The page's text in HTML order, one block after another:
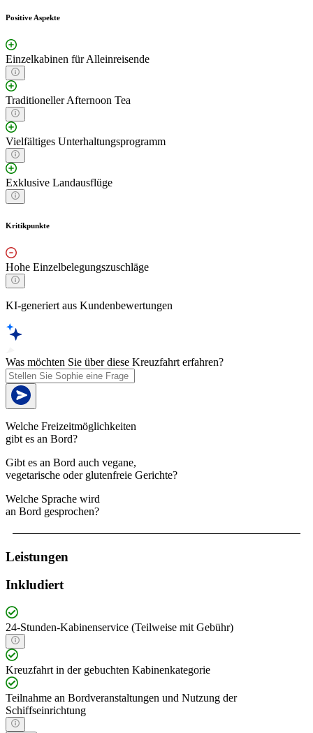
Positive Aspekte
Einzelkabinen für Alleinreisende
Traditioneller Afternoon Tea
Vielfältiges Unterhaltungsprogramm
Exklusive Landausflüge
Kritikpunkte
Hohe Einzelbelegungszuschläge
KI-generiert aus Kundenbewertungen
Was möchten Sie über diese Kreuzfahrt erfahren?
Welche Freizeitmöglichkeiten
gibt es an Bord?
Gibt es an Bord auch vegane,
vegetarische oder glutenfreie Gerichte?
Welche Sprache wird
an Bord gesprochen?
Leistungen
Inkludiert
24-Stunden-Kabinenservice (Teilweise mit Gebühr)
Kreuzfahrt in der gebuchten Kabinenkategorie
Teilnahme an Bordveranstaltungen und Nutzung der
Schiffseinrichtung